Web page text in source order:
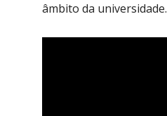
âmbito da universidade.